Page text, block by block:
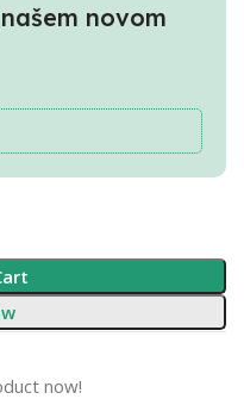
novom
now!